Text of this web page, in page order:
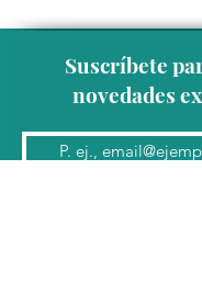
Suscríbete
novedades